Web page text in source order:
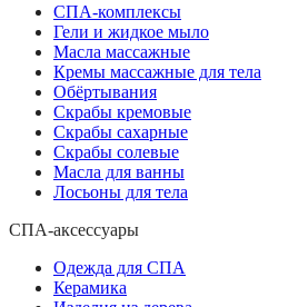
СПА-комплексы
Гели и жидкое мыло
Масла массажные
Кремы массажные для тела
Обёртывания
Скрабы кремовые
Скрабы сахарные
Скрабы солевые
Масла для ванны
Лосьоны для тела
СПА-аксессуары
Одежда для СПА
Керамика